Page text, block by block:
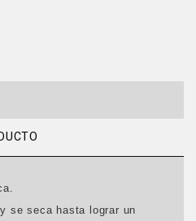
se seca hasta lograr un